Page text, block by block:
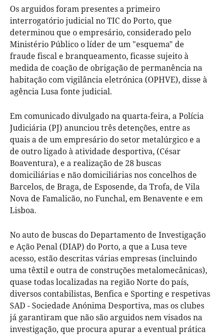
Os arguidos foram presentes a primeiro
interrogatório judicial no TIC do Porto, que
determinou que o empresário, considerado pelo
Ministério Público o líder de um "esquema" de
fraude fiscal e branqueamento, ficasse sujeito à
medida de coação de obrigação de permanência na
habitação com vigilância eletrónica (OPHVE), disse à
agência Lusa fonte judicial.
Em comunicado divulgado na quarta-feira, a Polícia
Judiciária (PJ) anunciou três detenções, entre as
quais a de um empresário do setor metalúrgico e a
de outro ligado à atividade desportiva, (César
Boaventura), e a realização de 28 buscas
domiciliárias e não domiciliárias nos concelhos de
Barcelos, de Braga, de Esposende, da Trofa, de Vila
Nova de Famalicão, no Funchal, em Benavente e em
Lisboa.
No auto de buscas do Departamento de Investigação
e Ação Penal (DIAP) do Porto, a que a Lusa teve
acesso, estão descritas várias empresas (incluindo
uma têxtil e outra de construções metalomecânicas),
quase todas localizadas na região Norte do país,
diversos contabilistas, Benfica e Sporting e respetivas
SAD - Sociedade Anónima Desportiva, mas os clubes
já garantiram que não são arguidos nem visados na
investigação, que procura apurar a eventual prática